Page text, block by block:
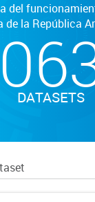
del
de la República
DATASETS